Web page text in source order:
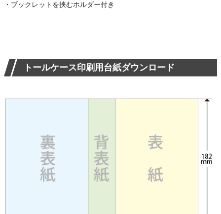
・ブックレットを挟むホルダー付き
トールケース印刷用台紙ダウンロード